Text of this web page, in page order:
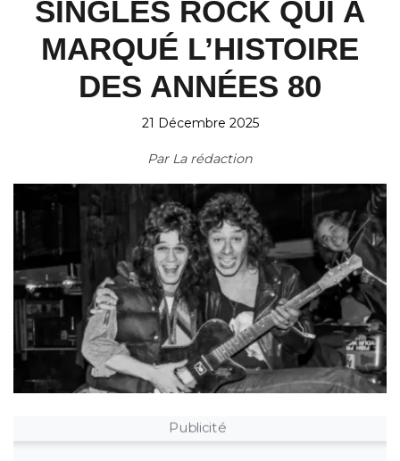
SINGLES ROCK QUI A
MARQUÉ L’HISTOIRE
DES ANNÉES 80
21 Décembre 2025
Par La rédaction
Publicité